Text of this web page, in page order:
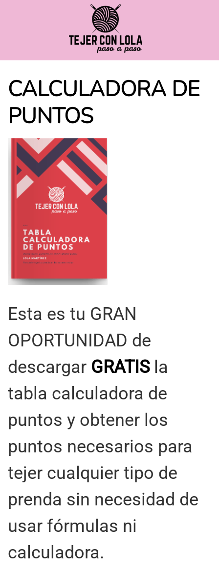
CALCULADORA DE
PUNTOS
Esta es tu GRAN
OPORTUNIDAD de
descargar GRATISla
tabla calculadora de
puntos y obtener los
puntos necesarios para
tejer cualquier tipo de
prenda sin necesidad de
usar fórmulas ni
calculadora.